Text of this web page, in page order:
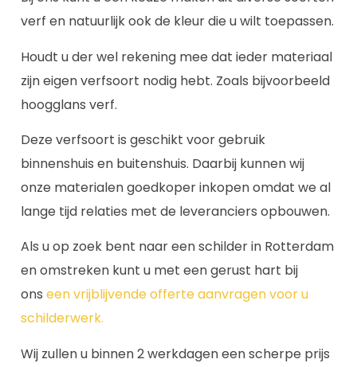
verf en natuurlijk ook de kleur die u wilt toepassen.
Houdt u der wel rekening mee dat ieder materiaal
zijn eigen verfsoort nodig hebt. Zoals bijvoorbeeld
hoogglans verf.
Deze verfsoort is geschikt voor gebruik
binnenshuis en buitenshuis. Daarbij kunnen wij
onze materialen goedkoper inkopen omdat we al
lange tijd relaties met de leveranciers opbouwen.
Als u op zoek bent naar een schilder in Rotterdam
en omstreken kunt u met een gerust hart bij
ons een vrijblijvende offerte aanvragen voor u
schilderwerk.
Wij zullen u binnen 2 werkdagen een scherpe prijs